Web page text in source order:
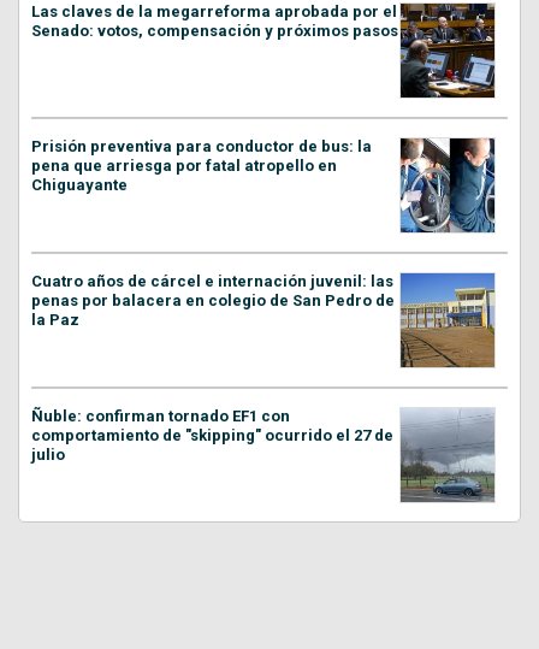
Las claves de la megarreforma aprobada por el
Senado: votos, compensación y próximos pasos
Prisión preventiva para conductor de bus: la
pena que arriesga por fatal atropello en
Chiguayante
Cuatro años de cárcel e internación juvenil: las
penas por balacera en colegio de San Pedro de
la Paz
Ñuble: confirman tornado EF1 con
comportamiento de "skipping" ocurrido el 27 de
julio